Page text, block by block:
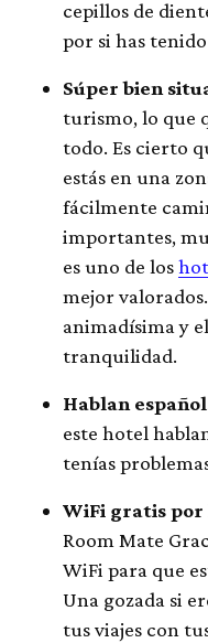
cepillos de
por si has
Súper bien
turismo, lo que
todo. Es cierto
estás en una
fácilmente
importantes,
es uno de los
mejor
animadísima y
tranquilidad.
Hablan español
este hotel
tenías
WiFi gratis por
Room Mate
WiFi para que
Una gozada si
tus viajes con